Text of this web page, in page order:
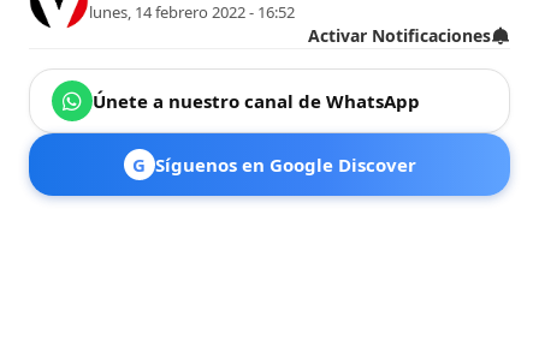
lunes, 14 febrero 2022 - 16:52
Activar Notificaciones
Únete a nuestro canal de WhatsApp
G Síguenos en Google Discover